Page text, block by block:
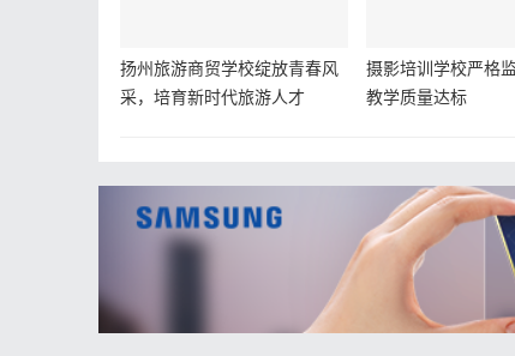
扬州旅游商贸学校绽放青春风
采，培育新时代旅游人才
摄影培训学校严格
教学质量达标